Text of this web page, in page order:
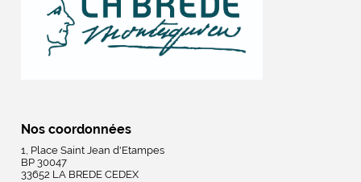
Nos coordonnées
1, Place Saint Jean d'Etampes
BP 30047
33652 LA BREDE CEDEX